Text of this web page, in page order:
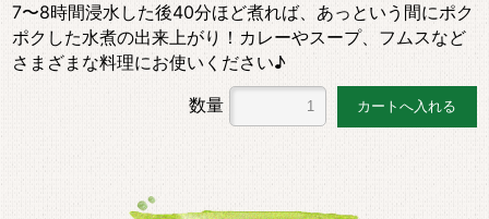
7〜8時間浸水した後40分ほど煮れば、あっという間にポク
ポクした水煮の出来上がり！カレーやスープ、フムスなど
さまざまな料理にお使いください♪
数量